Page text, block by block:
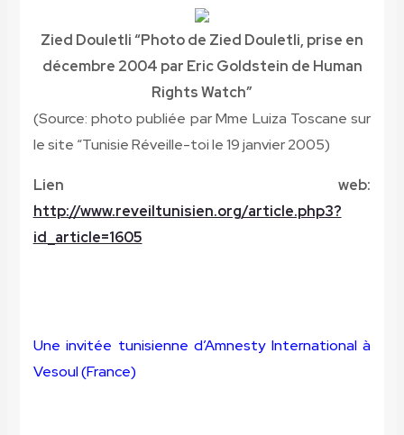
Zied Douletli“Photo de Zied Douletli, prise en
décembre 2004 par Eric Goldstein de Human
Rights Watch”
(Source: photo publiée par Mme Luiza Toscane sur
le site “Tunisie Réveille-toi le 19 janvier 2005)
Lien web:
http://www.reveiltunisien.org/article.php3?
id_article=1605
Une invitée tunisienne d’Amnesty International à
Vesoul (France)